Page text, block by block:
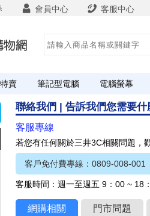
會員中心 客服中心
賣 筆記型電腦 電腦螢幕
聯絡我們 | 告訴我們您需要什
客服專線
若您有任何關於三井3C相關問題，
客戶免付費專線：0809-008-001
客服時間：週一至週五 9：00 ~ 18
網購相關 門市問題